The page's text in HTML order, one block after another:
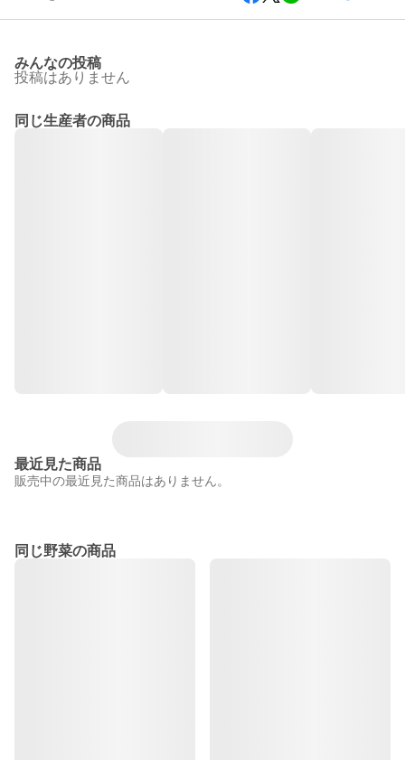
みんなの投稿
投稿はありません
同じ生産者の商品
最近見た商品
販売中の最近見た商品はありません。
同じ野菜の商品